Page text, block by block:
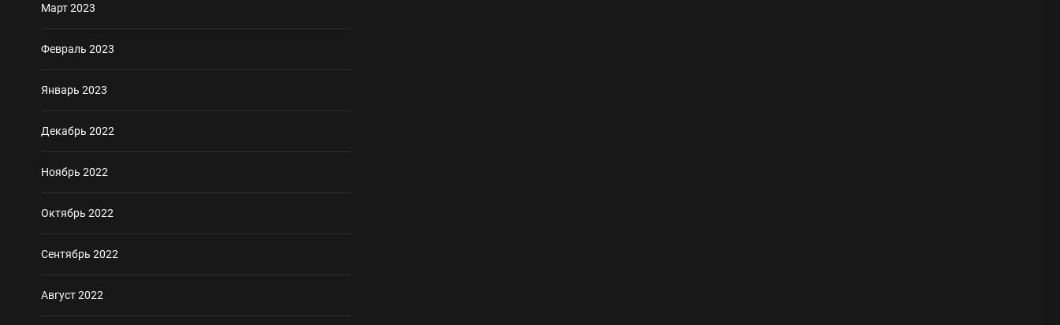
Март 2023
Февраль 2023
Январь 2023
Декабрь 2022
Ноябрь 2022
Октябрь 2022
Сентябрь 2022
Август 2022